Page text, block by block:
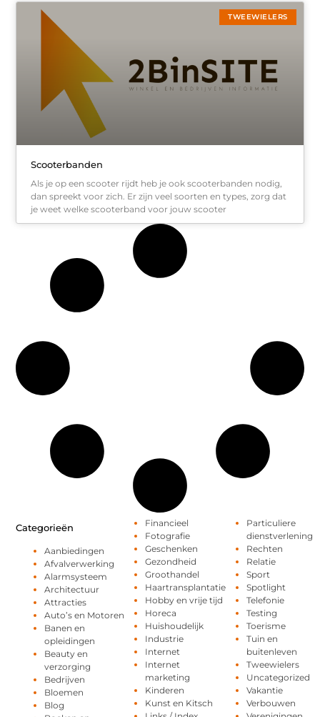
TWEEWIELERS
Scooterbanden
Als je op een scooter rijdt heb je ook scooterbanden nodig,
dan spreekt voor zich. Er zijn veel soorten en types, zorg dat
je weet welke scooterband voor jouw scooter
Categorieën
Aanbiedingen
Afvalverwerking
Alarmsysteem
Architectuur
Attracties
Auto’s en Motoren
Banen en
opleidingen
Beauty en
verzorging
Bedrijven
Bloemen
Blog
Financieel
Fotografie
Geschenken
Gezondheid
Groothandel
Haartransplantatie
Hobby en vrije tijd
Horeca
Huishoudelijk
Industrie
Internet
Internet
marketing
Kinderen
Kunst en Kitsch
Particuliere
dienstverlening
Rechten
Relatie
Sport
Spotlight
Telefonie
Testing
Toerisme
Tuin en
buitenleven
Tweewielers
Uncategorized
Vakantie
Verbouwen